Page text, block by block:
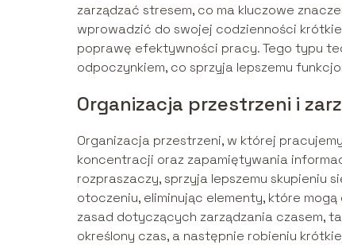
zarządzać stresem, co ma kluczowe
wprowadzić do swojej codzienności
poprawę efektywności pracy. Tego typu
odpoczynkiem, co sprzyja lepszemu
Organizacja przestrzeni i
Organizacja przestrzeni, w której
koncentracji oraz zapamiętywania
rozpraszaczy, sprzyja lepszemu skupieniu
otoczeniu, eliminując elementy, które
zasad dotyczących zarządzania czasem,
określony czas, a następnie robieniu